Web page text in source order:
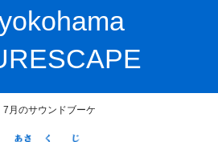
7月のサウンドブーケ